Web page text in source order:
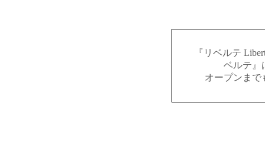
『リベルテ
ベルテ』
オープンまで